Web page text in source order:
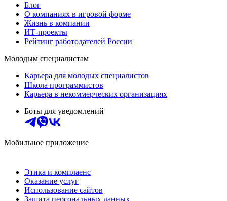
Блог
О компаниях в игровой форме
Жизнь в компании
ИТ-проекты
Рейтинг работодателей России
Молодым специалистам
Карьера для молодых специалистов
Школа программистов
Карьера в некоммерческих организациях
Боты для уведомлений
Мобильное приложение
Этика и комплаенс
Оказание услуг
Использование сайтов